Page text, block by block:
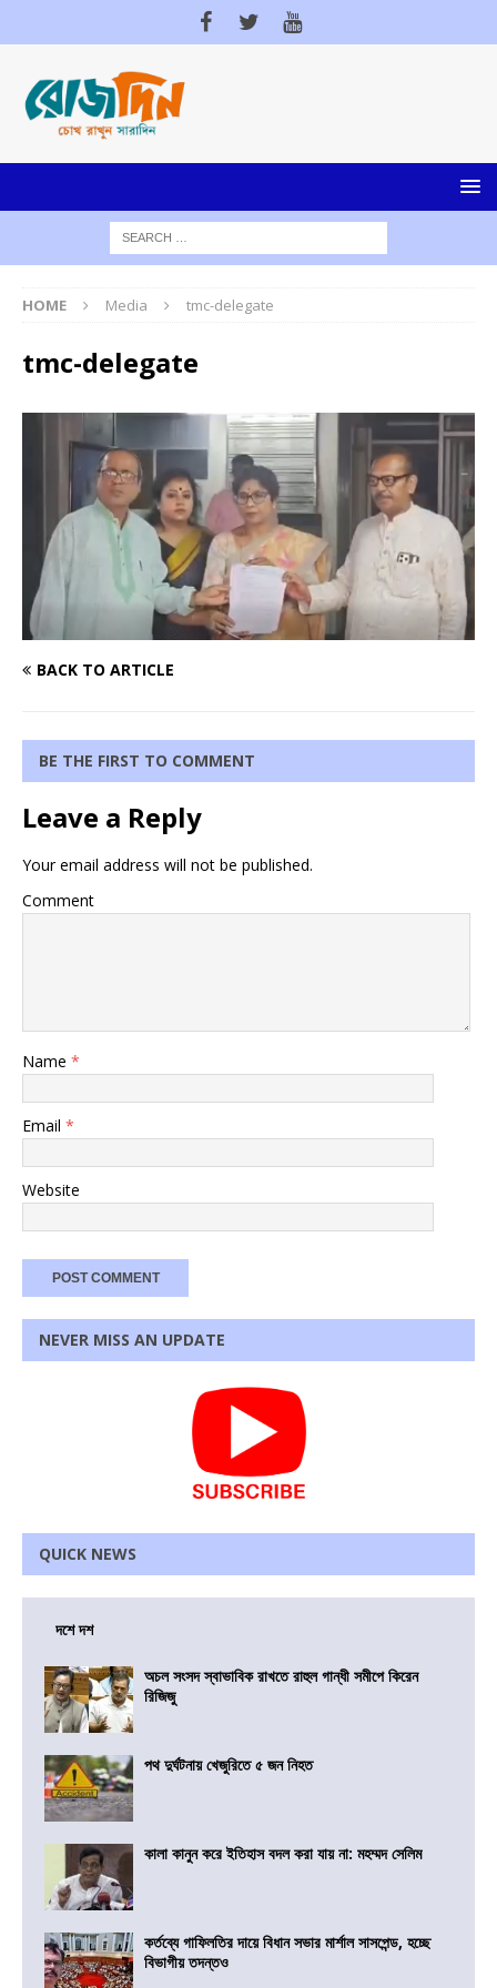
HOME Media tmc-delegate
tmc-delegate
BACK TO ARTICLE
BE THE FIRST TO COMMENT
Leave a Reply
Your email address will not be published.
Comment
Name *
Email *
Website
NEVER MISS AN UPDATE
QUICK NEWS
দশে দশ
অচল সংসদ স্বাভাবিক রাখতে রাহুল গান্ধী সমীপে কিরেন
রিজিজু
পথ দুর্ঘটনায় খেজুরিতে ৫ জন নিহত
কালা কানুন করে ইতিহাস বদল করা যায় না: মহম্মদ সেলিম
কর্তব্যে গাফিলতির দায়ে বিধান সভার মার্শাল সাসপেন্ড, হচ্ছে
বিভাগীয় তদন্তও